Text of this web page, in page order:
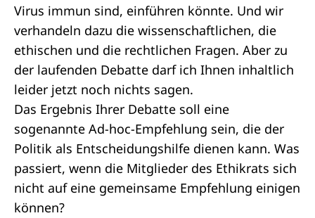
Virus immun sind, einführen könnte. Und wir
verhandeln dazu die wissenschaftlichen, die
ethischen und die rechtlichen Fragen. Aber zu
der laufenden Debatte darf ich Ihnen inhaltlich
leider jetzt noch nichts sagen.
Das Ergebnis Ihrer Debatte soll eine
sogenannte Ad-hoc-Empfehlung sein, die der
Politik als Entscheidungshilfe dienen kann. Was
passiert, wenn die Mitglieder des Ethikrats sich
nicht auf eine gemeinsame Empfehlung einigen
können?